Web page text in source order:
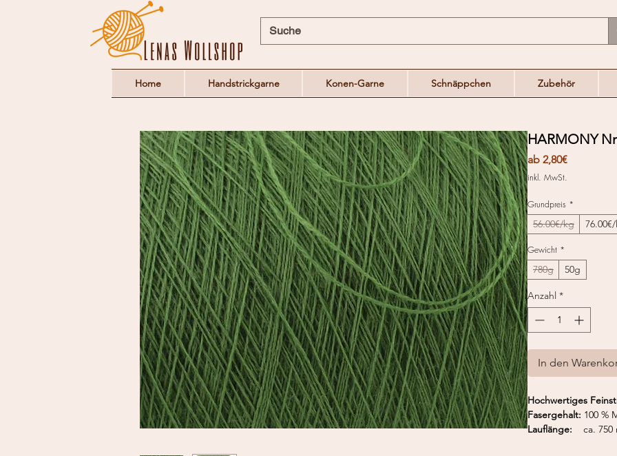
Home Handstrickgarne Konen-Garne Schnäppchen Zubehör
HARMONY
ab 2,80€Sale-
inkl. MwSt.
Grundpreis *
56.00€/kg
Gewicht *
780g 50g
Anzahl *
In den
Hochwertiges
Fasergehalt: 100 %
Lauflänge:
ca. 750